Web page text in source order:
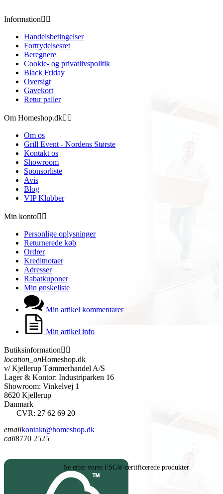
Information 
Handelsbetingelser
Fortrydelsesret
Beregnere
Cookie- og privatlivspolitik
Black Friday
Oversigt
Gavekort
Retur paller
Om Homeshop.dk 
Om os
Grill Event - Nordens Største
Kontakt os
Showroom
Sponsorliste
Avis
Blog
VIP Klubber
Min konto 
Personlige oplysninger
Returnerede køb
Ordrer
Kreditnotaer
Adresser
Rabatkuponer
Min ønskeliste
Min artikel kommentarer
Min artikel info
Butiksinformation 
location_onHomeshop.dk
v/ Kjellerup Tømmerhandel A/S
Lager & Kontor: Industriparken 16
Showroom: Vinkelvej 1
8620 Kjellerup
Danmark
CVR: 27 62 69 20
emailkontakt@homeshop.dk
call8770 2525
Se efter vores FSC®-certificerede produkter